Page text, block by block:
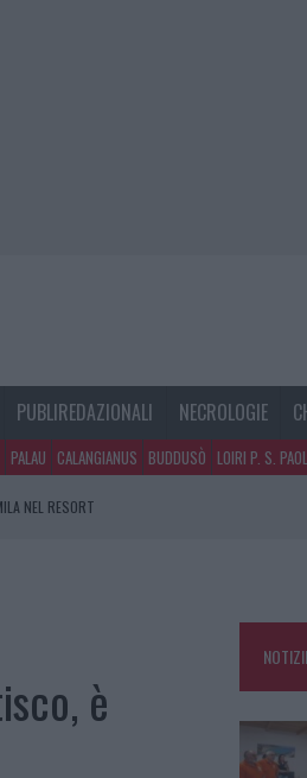
PUBLIREDAZIONALI NECROLOGIE
PALAU CALANGIANUS BUDDUSÒ LOIRI P. S.
NEL RESORT
è